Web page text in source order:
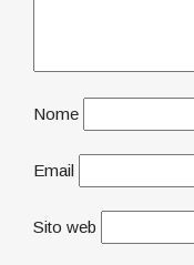
Nome
Email
Sito web